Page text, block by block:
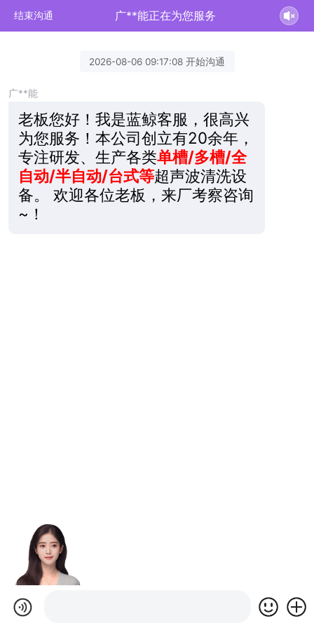
结束沟通 广**能正在为您服务
2026-08-06 09:17:08 开始沟通
广**能
老板您好！我是蓝鲸客服，很高兴
为您服务！本公司创立有20余年，
专注研发、生产各类单槽/多槽/全
自动/半自动/台式等超声波清洗设
备。 欢迎各位老板，来厂考察咨询
~！